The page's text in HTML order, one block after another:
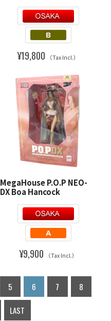
¥19,800 （Tax Incl.）
MegaHouse P.O.P NEO-
DX Boa Hancock
¥9,900 （Tax Incl.）
5 6 7
8
LAST